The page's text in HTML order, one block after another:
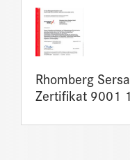
Rhomberg
Zertifikat 9001